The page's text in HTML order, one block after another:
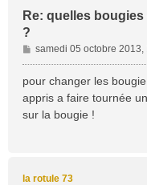
Re: quelles
?
M
e
s
a
g
samedi 05 octobre 2013,
pour changer les
appris a faire tournée
sur la bougie !
la rotule 73